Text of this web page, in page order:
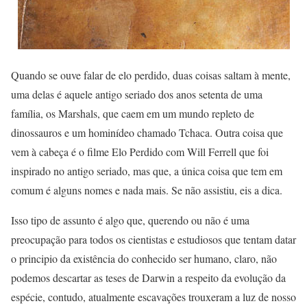
Quando se ouve falar de elo perdido, duas coisas saltam à mente,
uma delas é aquele antigo seriado dos anos setenta de uma
família, os Marshals, que caem em um mundo repleto de
dinossauros e um hominídeo chamado Tchaca. Outra coisa que
vem à cabeça é o filme Elo Perdido com Will Ferrell que foi
inspirado no antigo seriado, mas que, a única coisa que tem em
comum é alguns nomes e nada mais. Se não assistiu, eis a dica.
Isso tipo de assunto é algo que, querendo ou não é uma
preocupação para todos os cientistas e estudiosos que tentam datar
o principio da existência do conhecido ser humano, claro, não
podemos descartar as teses de Darwin a respeito da evolução da
espécie, contudo, atualmente escavações trouxeram a luz de nosso